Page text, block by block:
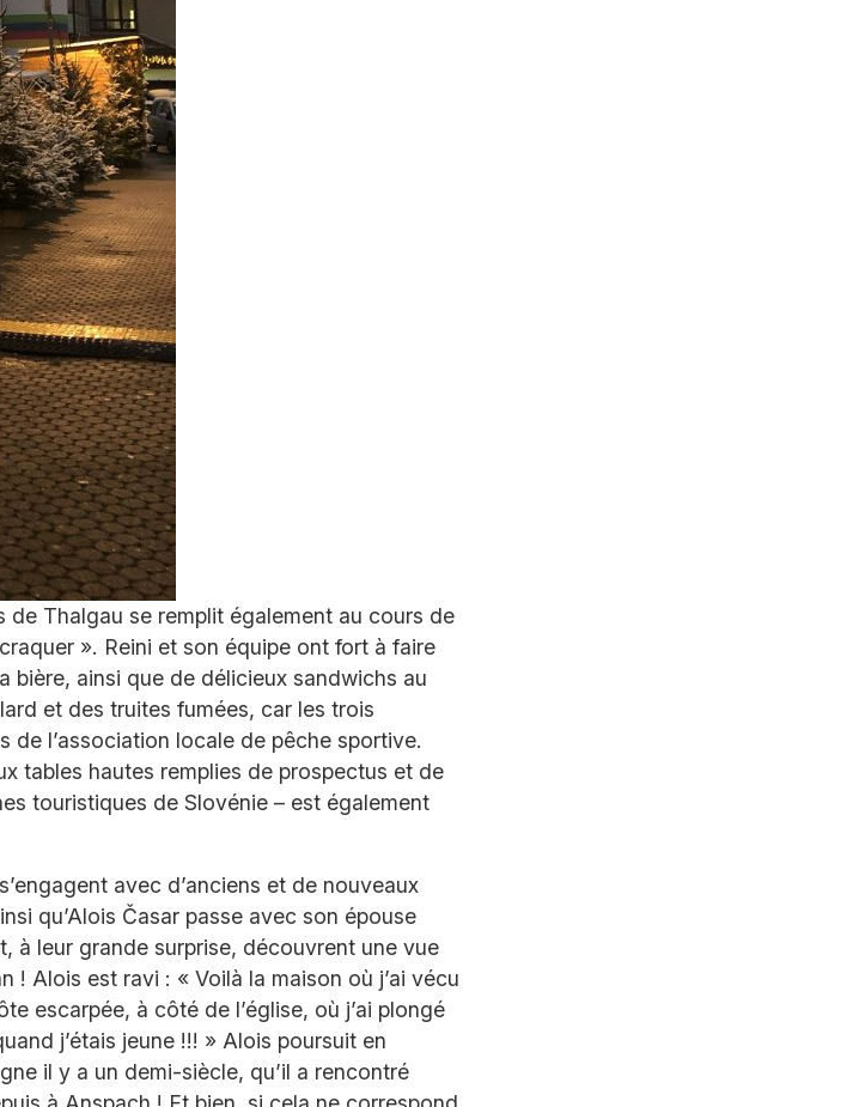
Thalgau se remplit également au cours de
». Reini et son équipe ont fort à faire
bière, ainsi que de délicieux sandwichs au
et des truites fumées, car les trois
de l’association locale de pêche sportive.
tables hautes remplies de prospectus et de
touristiques de Slovénie – est également
avec d’anciens et de nouveaux
qu’Alois Časar passe avec son épouse
à leur grande surprise, découvrent une vue
! Alois est ravi : « Voilà la maison où j’ai vécu
escarpée, à côté de l’église, où j’ai plongé
j’étais jeune !!! » Alois poursuit en
il y a un demi-siècle, qu’il a rencontré